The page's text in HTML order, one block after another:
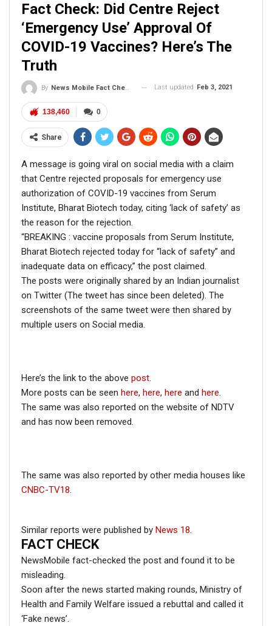
Fact Check: Did Centre Reject
‘Emergency Use’ Approval Of
COVID-19 Vaccines? Here’s The
Truth
By News Mobile Fact Check Bureau Last updated Feb 3, 2021
0
138,460
Share
A message is going viral on social media with a claim
that Centre rejected proposals for emergency use
authorization of COVID-19 vaccines from Serum
Institute, Bharat Biotech today, citing ‘lack of safety’ as
the reason for the rejection.
“BREAKING : vaccine proposals from Serum Institute,
Bharat Biotech rejected today for “lack of safety” and
inadequate data on efficacy,” the post claimed.
The posts were originally shared by an Indian journalist
on Twitter (The tweet has since been deleted). The
screenshots of the same tweet were then shared by
multiple users on Social media.
Here’s the link to the above post
More posts can be seen here, here, here and here
The same was also reported on the website of NDTV
and has now been removed.
The same was also reported by other media houses like
CNBC-TV18
Similar reports were published by News 18
FACT CHECK
NewsMobile fact-checked the post and found it to be
misleading.
Soon after the news started making rounds, Ministry of
Health and Family Welfare issued a rebuttal and called it
‘Fake news’.